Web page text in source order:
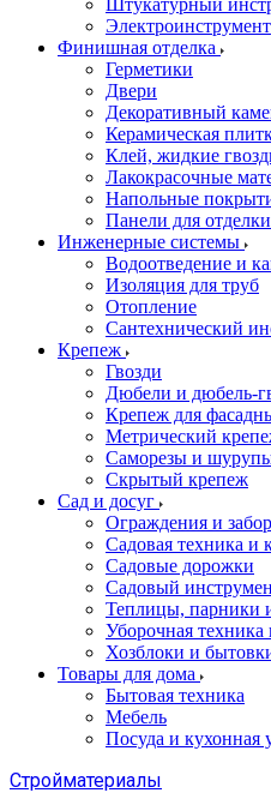
Штукатурный
Электроинструмент
Финишная отделка
Герметики
Двери
Декоративный
Керамическая
Клей, жидкие
Лакокрасочные
Напольные
Панели для
Инженерные системы
Водоотведение и
Изоляция для труб
Отопление
Сантехнический
Крепеж
Гвозди
Дюбели и дюбель-
Крепеж для
Метрический
Саморезы и
Скрытый крепеж
Сад и досуг
Ограждения и
Садовая техника и
Садовые дорожки
Садовый
Теплицы, парники
Уборочная техника
Хозблоки и
Товары для дома
Бытовая техника
Мебель
Посуда и кухонная
Стройматериалы